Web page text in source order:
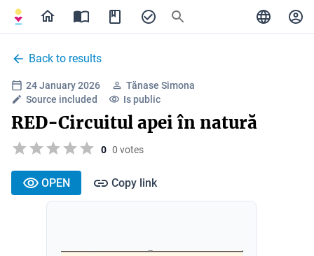
Back to results
24 January 2026
Tănase Simona
Source included
Is public
RED-Circuitul apei în natură
0 0 votes
OPEN Copy link